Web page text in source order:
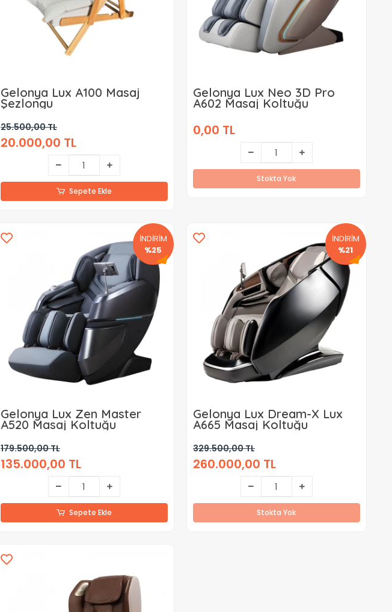
Gelonya Lux A100 Masaj
Şezlongu
25.500,00 TL
20.000,00 TL
Sepete Ekle
Gelonya Lux Neo 3D Pro
A602 Masaj Koltuğu
0,00 TL
Stokta Yok
İNDİRİM
%25
Gelonya Lux Zen Master
A520 Masaj Koltuğu
179.500,00 TL
135.000,00 TL
Sepete Ekle
İNDİRİM
%21
Gelonya Lux Dream-X Lux
A665 Masaj Koltuğu
329.500,00 TL
260.000,00 TL
Stokta Yok